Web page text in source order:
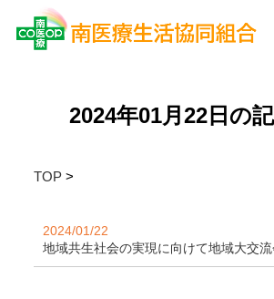
2024年01月22日の
TOP>
2024/01/22
地域共生社会の実現に向けて地域大交